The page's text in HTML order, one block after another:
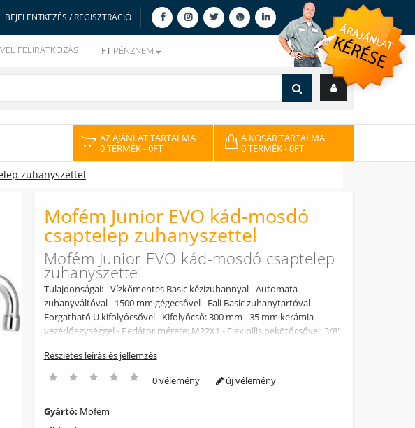
BEJELENTKEZÉS / REGISZTRÁCIÓ
FELIRATKOZÁS FT PÉNZNEM
AZ AJÁNLAT TARTALMA
0 TERMÉK- 0FT
A KOSÁR TARTALMA
0 TERMÉK- 0FT
zuhanyszettel
Mofém Junior EVO kád-mosdó
csaptelep zuhanyszettel
Mofém Junior EVO kád-mosdó csaptelep
zuhanyszettel
Tulajdonságai: - Vízkőmentes Basic kézizuhannyal - Automata
zuhanyváltóval - 1500 mm gégecsővel - Fali Basic zuhanytartóval -
Forgatható U kifolyócsővel - Kifolyócső: 300 mm - 35 mm kerámia
vezérlőegységgel - Perlátor mérete: M22X1 - Flexibilis bekötőcsővel: 3/8"
Részletes leírás és jellemzés
0 vélemény új vélemény
Gyártó: Mofém